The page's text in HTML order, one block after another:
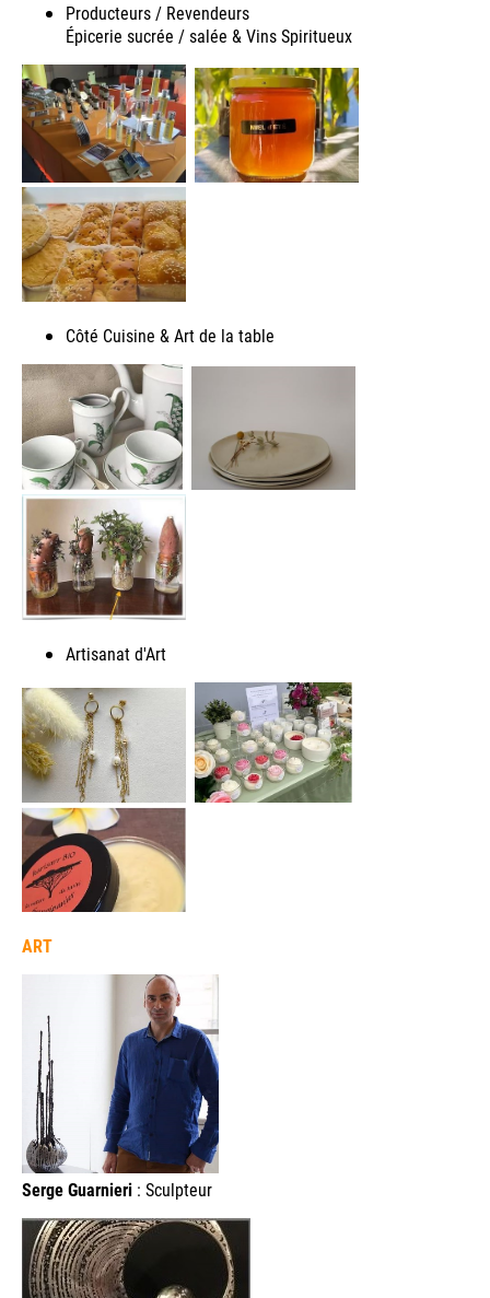
Producteurs / Revendeurs
Épicerie sucrée / salée & Vins Spiritueux
Côté Cuisine & Art de la table
Artisanat d'Art
ART
Serge Guarnieri : Sculpteur